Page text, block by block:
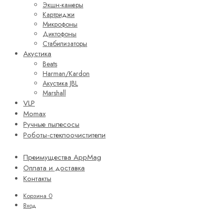
Экшн-камеры
Картриджи
Микрофоны
Диктофоны
Стабилизаторы
Акустика
Beats
Harman/Kardon
Акустика JBL
Marshall
VLP
Momax
Ручные пылесосы
Роботы-стеклоочистители
Преимущества AppMag
Оплата и доставка
Контакты
Корзина 0
Вход